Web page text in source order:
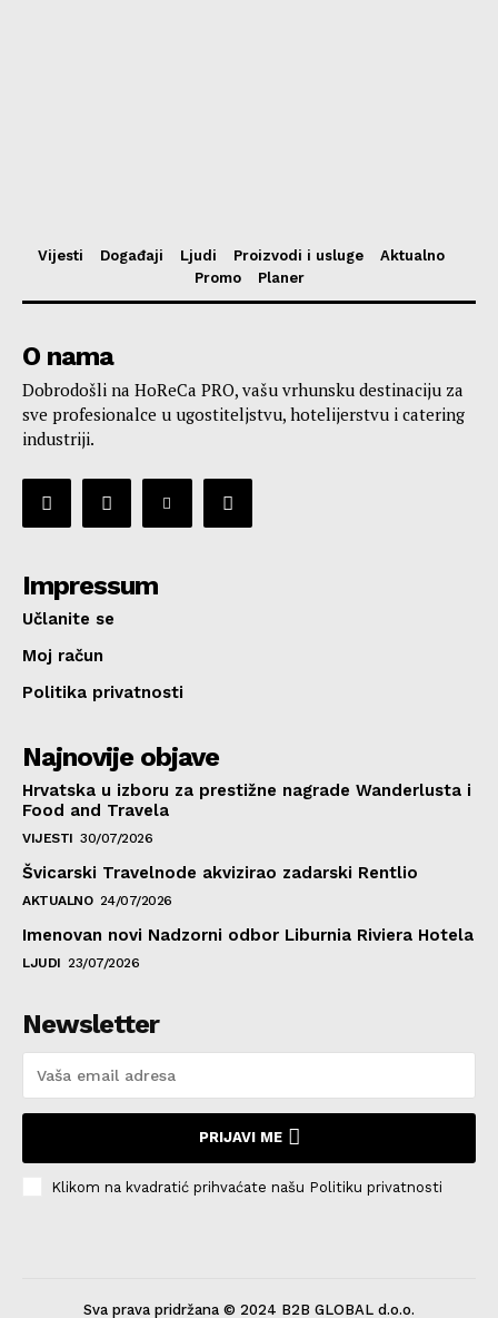
Vijesti Događaji Ljudi Proizvodi i usluge
Aktualno
Promo
Planer
O nama
Dobrodošli na HoReCa PRO, vašu vrhunsku destinaciju za
sve profesionalce u ugostiteljstvu, hotelijerstvu i catering
industriji.
Impressum
Učlanite se
Moj račun
Politika privatnosti
Najnovije objave
Hrvatska u izboru za prestižne nagrade Wanderlusta i
Food and Travela
VIJESTI 30/07/2026
Švicarski Travelnode akvizirao zadarski Rentlio
AKTUALNO 24/07/2026
Imenovan novi Nadzorni odbor Liburnia Riviera Hotela
LJUDI 23/07/2026
Newsletter
PRIJAVI ME
Klikom na kvadratić prihvaćate našu Politiku privatnosti
Sva prava pridržana © 2024 B2B GLOBAL d.o.o.